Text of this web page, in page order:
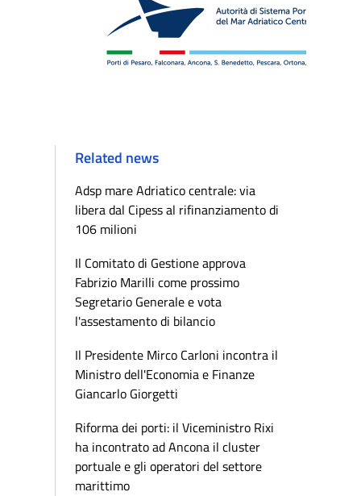
Related news
Adsp mare Adriatico centrale: via
libera dal Cipess al rifinanziamento di
106 milioni
Il Comitato di Gestione approva
Fabrizio Marilli come prossimo
Segretario Generale e vota
l'assestamento di bilancio
Il Presidente Mirco Carloni incontra il
Ministro dell'Economia e Finanze
Giancarlo Giorgetti
Riforma dei porti: il Viceministro Rixi
ha incontrato ad Ancona il cluster
portuale e gli operatori del settore
marittimo